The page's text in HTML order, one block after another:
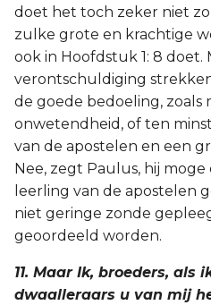
doet het toch zeker niet
zulke grote en krachtige
ook in Hoofdstuk 1: 8 doet.
verontschuldiging
de goede bedoeling, zoals
onwetendheid, of ten
van de apostelen en een
Nee, zegt Paulus, hij
leerling van de apostelen
niet geringe zonde
geoordeeld worden.
11. Maar Ik, broeders, als
dwaalleraars u van mij